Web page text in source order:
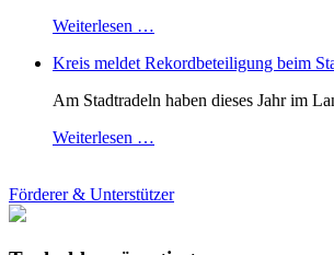
Weiterlesen …
Kreis meldet Rekordbeteiligung beim
Am Stadtradeln haben dieses Jahr im
Weiterlesen …
Förderer & Unterstützer